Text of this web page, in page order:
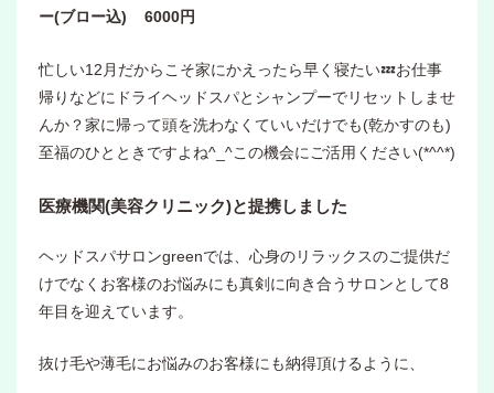
ー(ブロー込) 6000円
忙しい12月だからこそ家にかえったら早く寝たい💤お仕事
帰りなどにドライヘッドスパとシャンプーでリセットしませ
んか？家に帰って頭を洗わなくていいだけでも(乾かすのも)
至福のひとときですよね^_^この機会にご活用ください(*^^*)
医療機関(美容クリニック)と提携しました
ヘッドスパサロンgreenでは、心身のリラックスのご提供だ
けでなくお客様のお悩みにも真剣に向き合うサロンとして8
年目を迎えています。
抜け毛や薄毛にお悩みのお客様にも納得頂けるように、